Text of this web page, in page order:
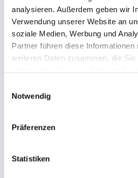
analysieren. Außerdem geben wir
Verwendung unserer Website an
soziale Medien, Werbung und
Partner führen diese
weiteren Daten zusammen, die Sie
Notwendig
Präferenzen
Statistiken
Ihre Vorteile!
Bis zu 20% Strom sparen!
Förderfähig
Miet- oder Kaufmodell